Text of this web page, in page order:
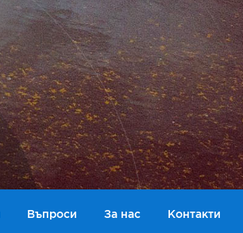
Въпроси За нас Контакти